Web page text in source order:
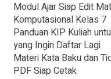
Modul Ajar Siap Edit
Komputasional Kelas 7
Panduan KIP Kuliah
yang Ingin Daftar Lagi
Materi Kata Baku dan
PDF Siap Cetak